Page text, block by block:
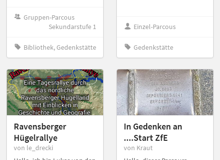
Gruppen-Parcous
Sekundarstufe 1
Bibliothek, Gedenkstätte
Einzel-Parcous
Gedenkstätte
Ravensberger
Hügelrallye
von le_drecki
In Gedenken an
....Start ZfE
von Kraut